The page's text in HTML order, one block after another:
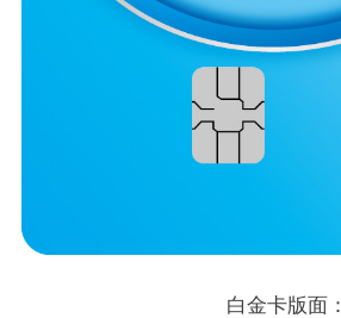
白金卡版面：